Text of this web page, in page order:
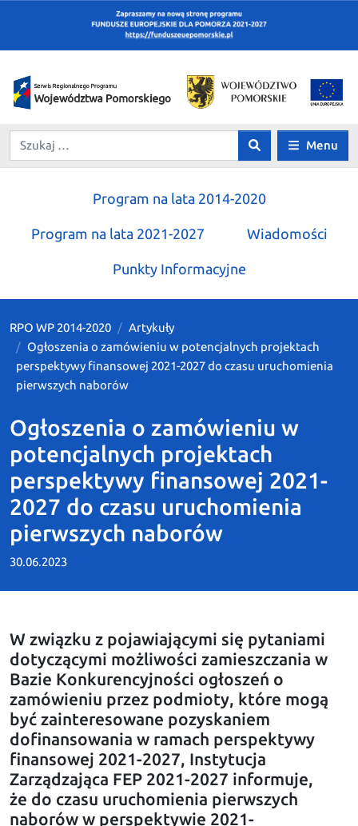
Menu
Program na lata 2014-2020
Program na lata 2021-2027 Wiadomości
Punkty Informacyjne
RPO WP 2014-2020
Artykuły
Ogłoszenia o zamówieniu w potencjalnych projektach
perspektywy finansowej 2021-2027 do czasu uruchomienia
pierwszych naborów
Ogłoszenia o zamówieniu w
potencjalnych projektach
perspektywy finansowej 2021-
2027 do czasu uruchomienia
pierwszych naborów
30.06.2023
W związku z pojawiającymi się pytaniami
dotyczącymi możliwości zamieszczania w
Bazie Konkurencyjności ogłoszeń o
zamówieniu przez podmioty, które mogą
być zainteresowane pozyskaniem
dofinansowania w ramach perspektywy
finansowej 2021-2027, Instytucja
Zarządzająca FEP 2021-2027 informuje,
że do czasu uruchomienia pierwszych
naborów w perspektywie 2021-